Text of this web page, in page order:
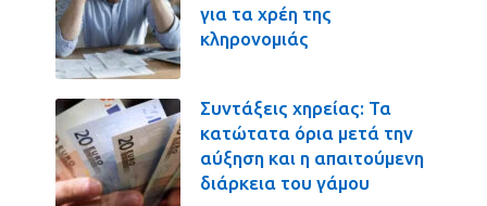
για τα χρέη της
κληρονομιάς
Συντάξεις χηρείας: Τα
κατώτατα όρια μετά την
αύξηση και η απαιτούμενη
διάρκεια του γάμου